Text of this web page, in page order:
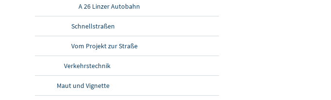
A 26 Linzer Autobahn
Schnellstraßen
Vom Projekt zur Straße
Verkehrstechnik
Maut und Vignette